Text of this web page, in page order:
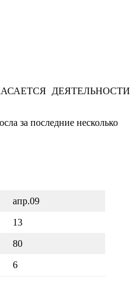
ДЕЯТЕЛЬНОСТИ
за последние несколько
апр.09
13
80
6